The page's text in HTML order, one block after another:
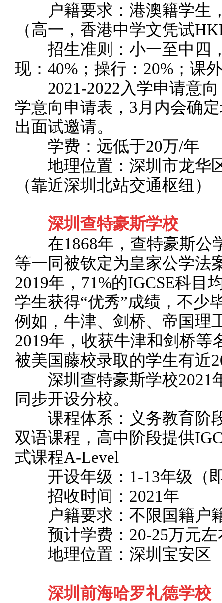
户籍要求：港澳籍学生
（高一，香港中学文凭试
招生准则：小一至中四
现：40%；操行：20%；课
2021-2022入学申请意向
学意向申请表，3月内会确
出面试邀请。
学费：远低于20万/年
地理位置：深圳市龙华
（靠近深圳北站交通枢纽）
深圳查特豪斯学校
在1868年，查特豪斯公
等一同被钦定为皇家公学法
2019年，71%的IGCSE科目
学生获得“优秀”成绩，不少
例如，牛津、剑桥、帝国理
2019年，收获牛津和剑桥等
被美国藤校录取的学生有近
深圳查特豪斯学校2021
同步开设分校。
课程体系：义务教育阶
双语课程，高中阶段提供
式课程A-Level
开设年级：1-13年级（即
招收时间：2021年
户籍要求：不限国籍户
预计学费：20-25万元左
地理位置：深圳宝安区
深圳前海哈罗礼德学校